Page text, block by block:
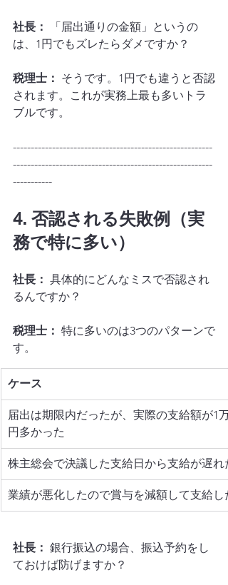
社長：
「届出通りの金額」というの
は、1円でもズレたらダメですか？
税理士： そうです。1円でも違うと否認
されます。これが実務上最も多いトラ
ブルです。
--------------------------------------------------------
--------------------------------------------------------
-----------
4. 否認される失敗例（実
務で特に多い）
社長： 具体的にどんなミスで否認され
るんですか？
税理士： 特に多いのは3つのパターンで
す。
ケース
届出は期限内だったが、実際の支給額が1万
円多かった
株主総会で決議した支給日から支給が遅れ
業績が悪化したので賞与を減額して支給し
社長： 銀行振込の場合、振込予約をし
ておけば防げますか？